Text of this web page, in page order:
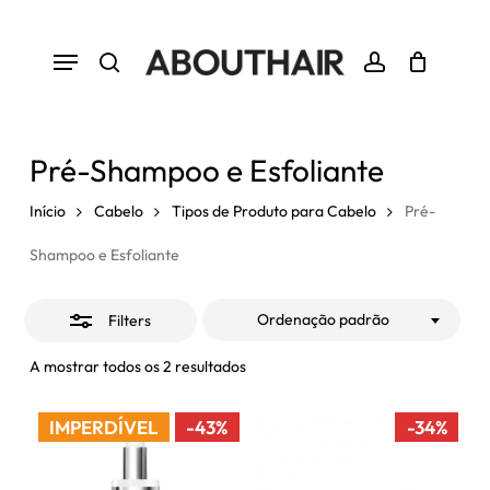
search account
Menu Cart Close
Cart
Pré-Shampoo e Esfoliante
Início Cabelo Tipos de Produto para Cabelo Pré-
Shampoo e Esfoliante
Filters
A mostrar todos os 2 resultados
Ordenação padrão
Filters
IMPERDÍVEL -43% -34%